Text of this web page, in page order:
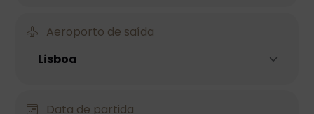
Aeroporto de saída
Data de partida